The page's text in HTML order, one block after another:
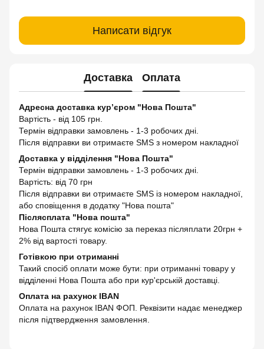
Написати відгук
Доставка Оплата
Адресна доставка кур’єром "Нова Пошта"
Вартість - від 105 грн.
Термін відправки замовлень - 1-3 робочих дні.
Після відправки ви отримаєте SMS з номером накладної
Доставка у відділення "Нова Пошта"
Термін відправки замовлень - 1-3 робочих дні.
Вартість: від 70 грн
Після відправки ви отримаєте SMS із номером накладної,
або сповіщення в додатку "Нова пошта"
Післясплата "Нова пошта"
Нова Пошта стягує комісію за переказ післяплати 20грн +
2% від вартості товару.
Готівкою при отриманні
Такий спосіб оплати може бути: при отриманні товару у
відділенні Нова Пошта або при кур'єрській доставці.
Оплата на рахунок IBAN
Оплата на рахунок IBAN ФОП. Реквізити надає менеджер
після підтвердження замовлення.